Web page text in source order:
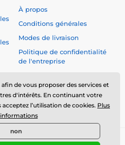
À propos
Conditions générales
Modes de livraison
Politique de confidentialité
de l'entreprise
du Contrat
Sécurité et qualité sans
compromis
⦁ Boutique en ligne créée par
de vous proposer des services et
d'intérêts. En continuant votre
l’utilisation de cookies. Plus
non